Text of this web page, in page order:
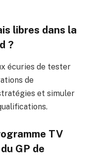
libres dans la
?
écuries de tester
de
et simuler
TV
GP de